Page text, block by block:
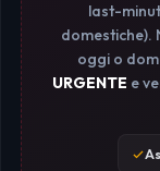
last-
domestiche).
oggi o
URGENTE e